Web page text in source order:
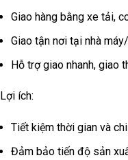
Giao hàng bằng xe tải,
Giao tận nơi tại nhà
Hỗ trợ giao nhanh, giao
Lợi ích:
Tiết kiệm thời gian và
Đảm bảo tiến độ sản